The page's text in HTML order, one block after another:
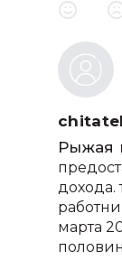
chitatel
Рыжая
дохода.
марта